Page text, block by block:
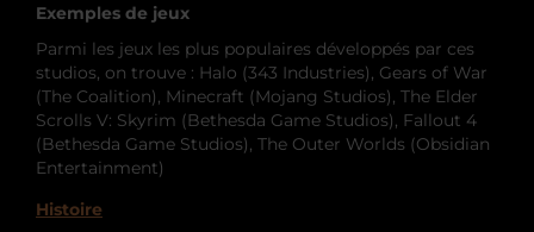
Exemples de jeux
Parmi les jeux les plus populaires développés par ces
studios, on trouve : Halo (343 Industries), Gears of War
(The Coalition), Minecraft (Mojang Studios), The Elder
Scrolls V: Skyrim (Bethesda Game Studios), Fallout 4
(Bethesda Game Studios), The Outer Worlds (Obsidian
Entertainment)
Histoire